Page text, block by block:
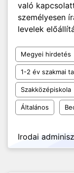
való
személyesen
levelek
Megyei hirdetés
1-2 év szakmai
Szakközépiskola
Általános
Irodai